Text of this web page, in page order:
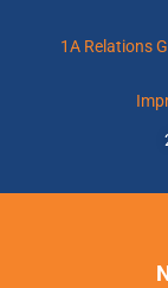
1A Relations